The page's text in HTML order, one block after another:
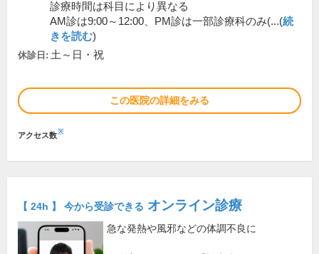
診療時間は科目により異なる
AM診は9:00～12:00、PM診は一部診療科のみ(...(続
きを読む)
休診日: 土～日・祝
この医院の詳細をみる
アクセス数※
【 24h 】 今から受診できる オンライン診療
急な発熱や風邪などの体調不良に